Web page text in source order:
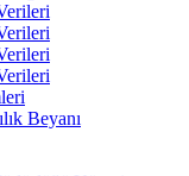
Beyanı